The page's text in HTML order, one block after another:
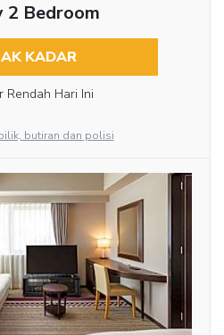
2 Bedroom
KADAR
Rendah Hari Ini
butiran dan polisi